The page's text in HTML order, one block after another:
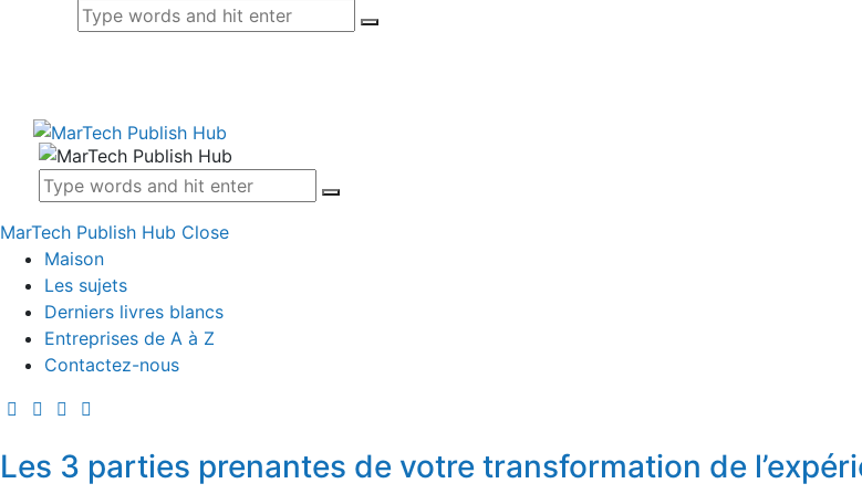
MarTech Publish Hub Close
Maison
Les sujets
Derniers livres blancs
Entreprises de A à Z
Contactez-nous
Les 3 parties prenantes de votre transformation de